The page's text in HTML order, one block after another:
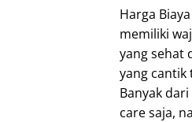
Harga
memiliki
yang sehat
yang cantik
Banyak
care saja,